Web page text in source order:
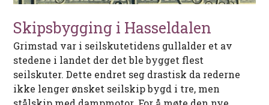
Skipsbygging i Hasseldalen
Grimstad var i seilskutetidens gullalder et av
stedene i landet der det ble bygget flest
seilskuter. Dette endret seg drastisk da rederne
ikke lenger ønsket seilskip bygd i tre, men